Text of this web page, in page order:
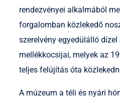
rendezvényei alkalmából
forgalomban közlekedő
szerelvény egyedülálló
mellékkocsijai, melyek az
teljes felújítás óta
A múzeum a téli és nyári